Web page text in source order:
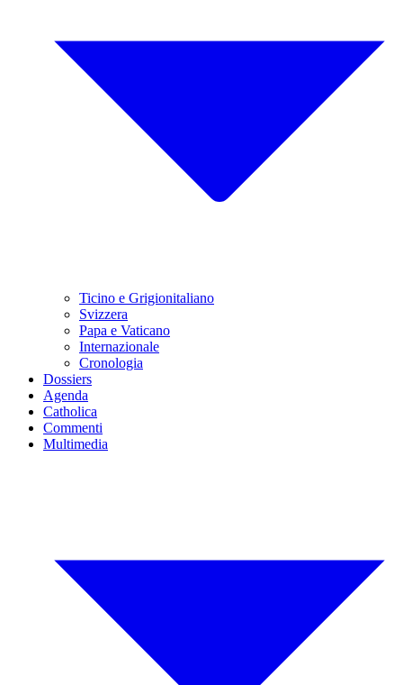
Ticino e Grigionitaliano
Svizzera
Papa e Vaticano
Internazionale
Cronologia
Dossiers
Agenda
Catholica
Commenti
Multimedia